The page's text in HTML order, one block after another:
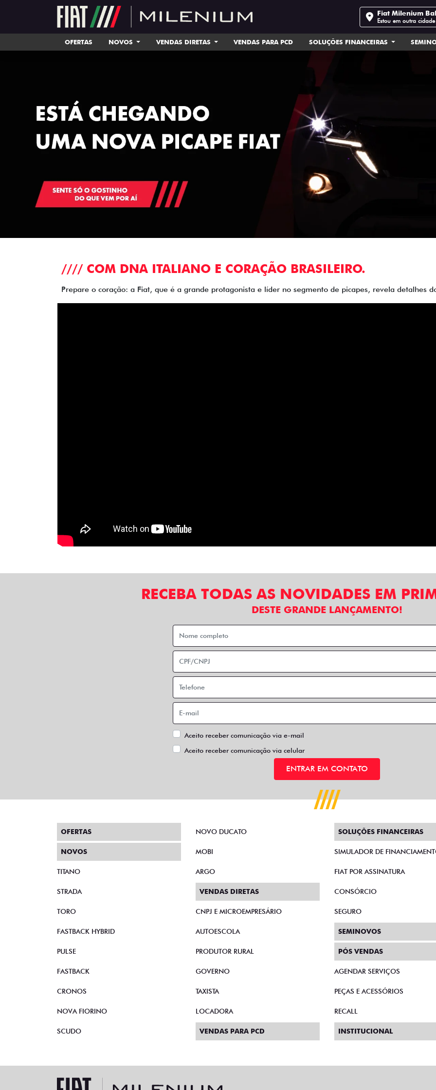
Fiat Milenium
Estou em outra cidade
OFERTAS NOVOS VENDAS DIRETAS VENDAS PARA PCD SOLUÇÕES FINANCEIRAS
//// COM DNA ITALIANO E CORAÇÃO BRASILEIRO.
Prepare o coração: a Fiat, que é a grande protagonista e líder no segmento de picapes, revela detalhes
RECEBA TODAS AS NOVIDADES EM
DESTE GRANDE LANÇAMENTO!
Aceito receber comunicação via e-mail
Aceito receber comunicação via celular
ENTRAR EM CONTATO
OFERTAS
NOVOS
TITANO
STRADA
TORO
FASTBACK HYBRID
PULSE
FASTBACK
CRONOS
NOVA FIORINO
SCUDO
NOVO DUCATO
MOBI
ARGO
VENDAS DIRETAS
CNPJ E MICROEMPRESÁRIO
AUTOESCOLA
PRODUTOR RURAL
GOVERNO
TAXISTA
LOCADORA
VENDAS PARA PCD
SOLUÇÕES FINANCEIRAS
SIMULADOR DE
FIAT POR ASSINATURA
CONSÓRCIO
SEGURO
SEMINOVOS
PÓS VENDAS
AGENDAR SERVIÇOS
PEÇAS E ACESSÓRIOS
RECALL
INSTITUCIONAL